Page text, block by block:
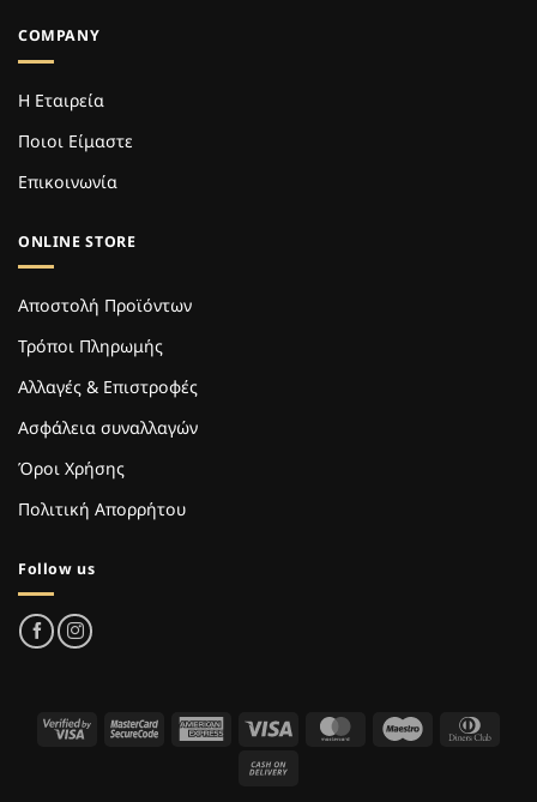
COMPANY
Η Εταιρεία
Ποιοι Είμαστε
Επικοινωνία
ONLINE STORE
Αποστολή Προϊόντων
Τρόποι Πληρωμής
Αλλαγές & Επιστροφές
Ασφάλεια συναλλαγών
Όροι Χρήσης
Πολιτική Απορρήτου
Follow us
Visa
MasterCard AmericanVisa MasterCard Maestro